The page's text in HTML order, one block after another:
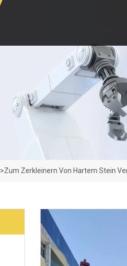
>Zum Zerkleinern Von Hartem Stein